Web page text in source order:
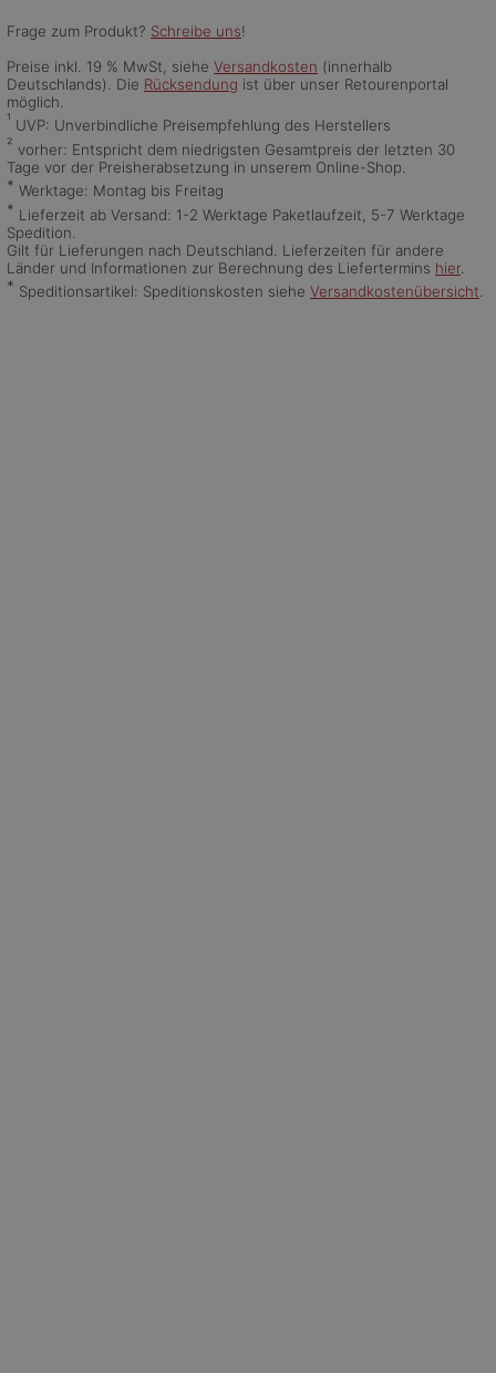
Frage zum Produkt? Schreibe uns!
Preise inkl. 19 % MwSt, siehe Versandkosten (innerhalb
Deutschlands). Die Rücksendung ist über unser Retourenportal
möglich.
¹ UVP: Unverbindliche Preisempfehlung des Herstellers
² vorher: Entspricht dem niedrigsten Gesamtpreis der letzten 30
Tage vor der Preisherabsetzung in unserem Online-Shop.
* Werktage: Montag bis Freitag
* Lieferzeit ab Versand: 1-2 Werktage Paketlaufzeit, 5-7 Werktage
Spedition.
Gilt für Lieferungen nach Deutschland. Lieferzeiten für andere
Länder und Informationen zur Berechnung des Liefertermins hier.
* Speditionsartikel: Speditionskosten siehe Versandkostenübersicht.